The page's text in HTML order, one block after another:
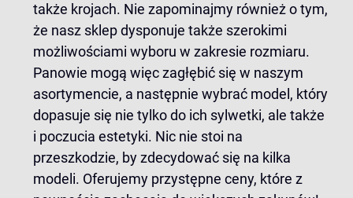
także krojach. Nie zapominajmy również o tym,
że nasz sklep dysponuje także szerokimi
możliwościami wyboru w zakresie rozmiaru.
Panowie mogą więc zagłębić się w naszym
asortymencie, a następnie wybrać model, który
dopasuje się nie tylko do ich sylwetki, ale także
i poczucia estetyki. Nic nie stoi na
przeszkodzie, by zdecydować się na kilka
modeli. Oferujemy przystępne ceny, które z